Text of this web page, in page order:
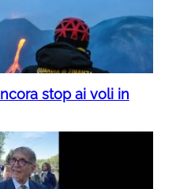
stop ai voli in